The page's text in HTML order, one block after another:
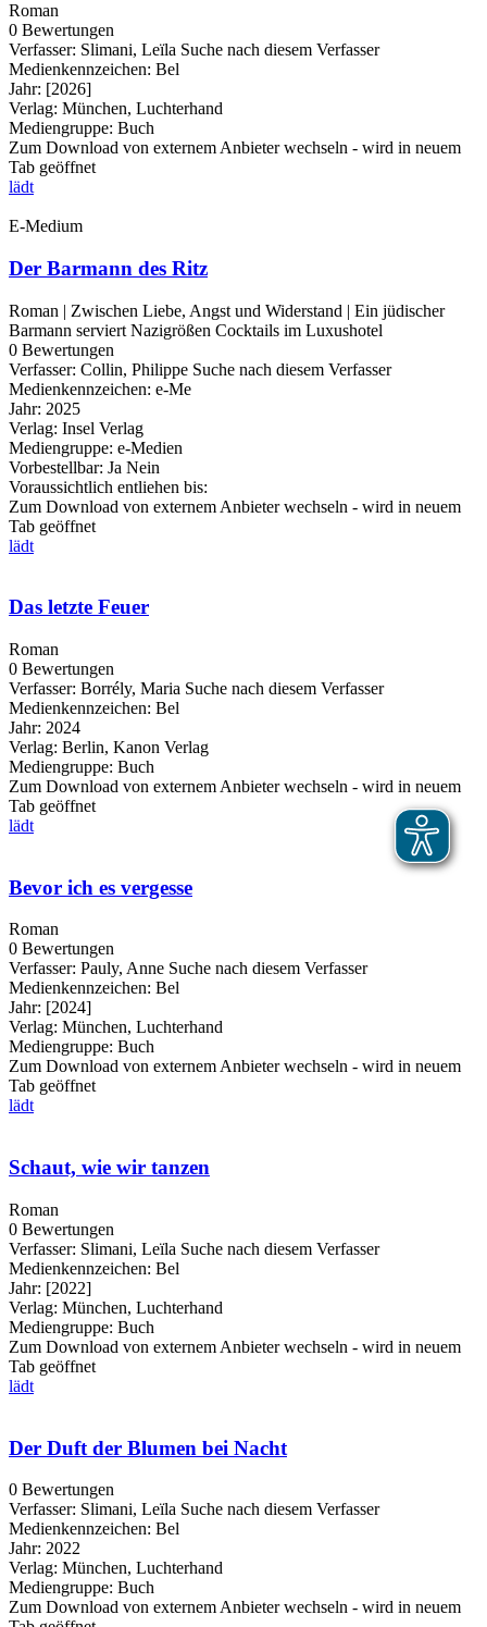
Roman
0 Bewertungen
Verfasser: Slimani, Leïla Suche nach diesem Verfasser
Medienkennzeichen: Bel
Jahr: [2026]
Verlag: München, Luchterhand
Mediengruppe: Buch
Zum Download von externem Anbieter wechseln - wird in neuem
Tab geöffnet
lädt
E-Medium
Der Barmann des Ritz
Roman | Zwischen Liebe, Angst und Widerstand | Ein jüdischer
Barmann serviert Nazigrößen Cocktails im Luxushotel
0 Bewertungen
Verfasser: Collin, Philippe Suche nach diesem Verfasser
Medienkennzeichen: e-Me
Jahr: 2025
Verlag: Insel Verlag
Mediengruppe: e-Medien
Vorbestellbar: Ja Nein
Voraussichtlich entliehen bis:
Zum Download von externem Anbieter wechseln - wird in neuem
Tab geöffnet
lädt
Das letzte Feuer
Roman
0 Bewertungen
Verfasser: Borrély, Maria Suche nach diesem Verfasser
Medienkennzeichen: Bel
Jahr: 2024
Verlag: Berlin, Kanon Verlag
Mediengruppe: Buch
Zum Download von externem Anbieter wechseln - wird in neuem
Tab geöffnet
lädt
Bevor ich es vergesse
Roman
0 Bewertungen
Verfasser: Pauly, Anne Suche nach diesem Verfasser
Medienkennzeichen: Bel
Jahr: [2024]
Verlag: München, Luchterhand
Mediengruppe: Buch
Zum Download von externem Anbieter wechseln - wird in neuem
Tab geöffnet
lädt
Schaut, wie wir tanzen
Roman
0 Bewertungen
Verfasser: Slimani, Leïla Suche nach diesem Verfasser
Medienkennzeichen: Bel
Jahr: [2022]
Verlag: München, Luchterhand
Mediengruppe: Buch
Zum Download von externem Anbieter wechseln - wird in neuem
Tab geöffnet
lädt
Der Duft der Blumen bei Nacht
0 Bewertungen
Verfasser: Slimani, Leïla Suche nach diesem Verfasser
Medienkennzeichen: Bel
Jahr: 2022
Verlag: München, Luchterhand
Mediengruppe: Buch
Zum Download von externem Anbieter wechseln - wird in neuem